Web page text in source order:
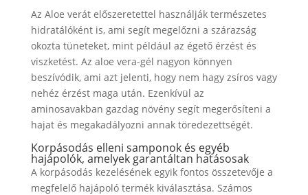
Az Aloe verát előszeretettel használják természetes
hidratálóként is, ami segít megelőzni a szárazság
okozta tüneteket, mint például az égető érzést és
viszketést. Az aloe vera-gél nagyon könnyen
beszívódik, ami azt jelenti, hogy nem hagy zsíros vagy
nehéz érzést maga után. Ezenkívül az
aminosavakban gazdag növény segít megerősíteni a
hajat és megakadályozni annak töredezettségét.
Korpásodás elleni samponok és egyéb
hajápolók, amelyek garantáltan hatásosak
A korpásodás kezelésének egyik fontos összetevője a
megfelelő hajápoló termék kiválasztása. Számos